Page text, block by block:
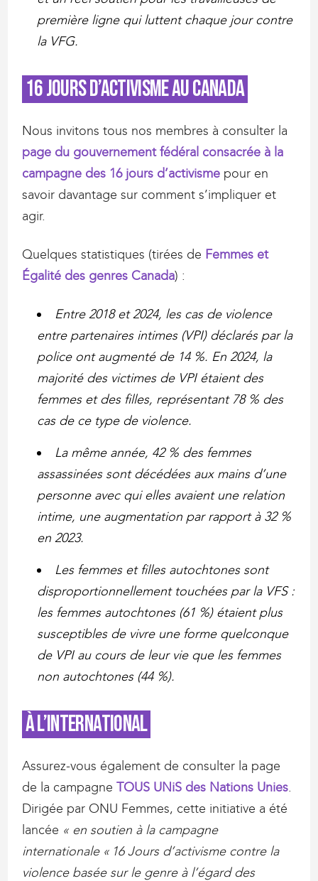
première ligne qui luttent chaque jour contre
la VFG.
16 jours d’activisme au Canada
Nous invitons tous nos membres à consulter la
page du gouvernement fédéral consacrée à la
campagne des 16 jours d’activisme pour en
savoir davantage sur comment s’impliquer et
agir.
Quelques statistiques (tirées de Femmes et
Égalité des genres Canada) :
Entre 2018 et 2024, les cas de violence
entre partenaires intimes (VPI) déclarés par la
police ont augmenté de 14 %. En 2024, la
majorité des victimes de VPI étaient des
femmes et des filles, représentant 78 % des
cas de ce type de violence.
La même année, 42 % des femmes
assassinées sont décédées aux mains d’une
personne avec qui elles avaient une relation
intime, une augmentation par rapport à 32 %
en 2023.
Les femmes et filles autochtones sont
disproportionnellement touchées par la VFS :
les femmes autochtones (61 %) étaient plus
susceptibles de vivre une forme quelconque
de VPI au cours de leur vie que les femmes
non autochtones (44 %).
À l’international
Assurez-vous également de consulter la page
de la campagneTOUS UNiS des Nations Unies.
Dirigée par ONU Femmes, cette initiative a été
lancée « en soutien à la campagne
internationale « 16 Jours d’activisme contre la
violence basée sur le genre à l’égard des